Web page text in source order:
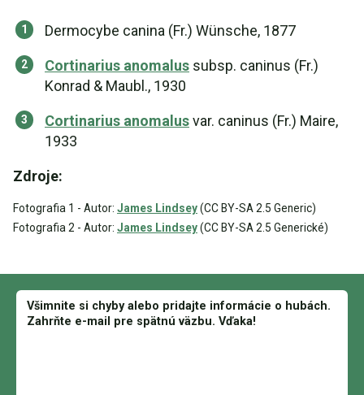
Dermocybe canina (Fr.) Wünsche, 1877
Cortinarius anomalus subsp. caninus (Fr.)
Konrad & Maubl., 1930
Cortinarius anomalusvar. caninus (Fr.) Maire,
1933
Zdroje:
Fotografia 1 - Autor: James Lindsey(CC BY-SA 2.5 Generic)
Fotografia 2 - Autor: James Lindsey(CC BY-SA 2.5 Generické)